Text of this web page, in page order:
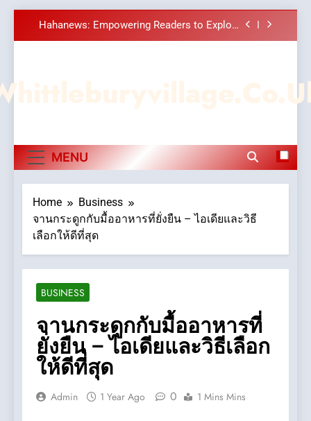
Meaningful Global News and Stories
How Hahanews Became a Popular Choice
Among Online News Readers
How Hahanews Became a Popular Choice
MENU
Home
Business
จานกระดูกกับมื้ออาหารที่ยั่งยืน – ไอเดียและวิธี
เลือกให้ดีที่สุด
BUSINESS
จานกระดูกกับมื้ออาหารที่
ยั่งยืน – ไอเดียและวิธีเลือก
ให้ดีที่สุด
Admin 1 Year Ago 0 1 Mins Mins